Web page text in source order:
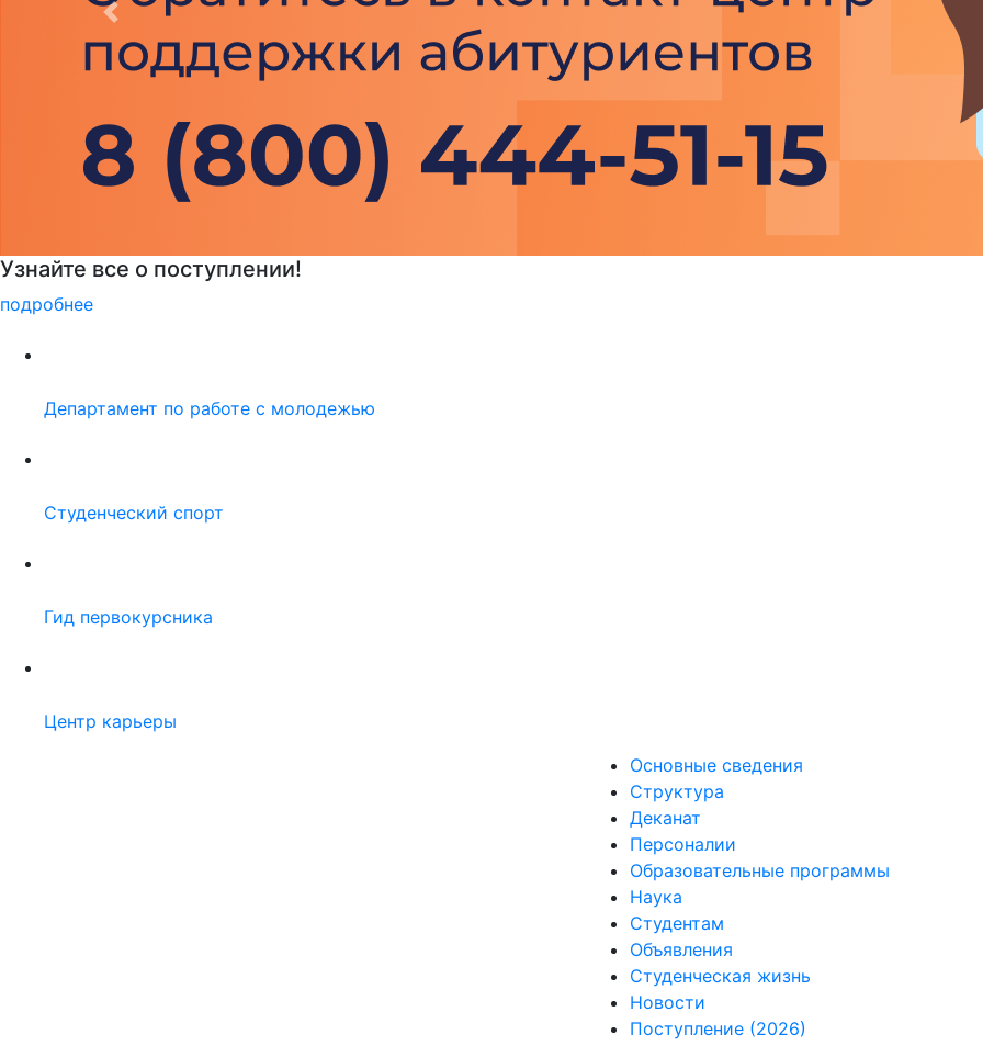
Детали программы
подробнее
Previous
Департамент по работе с молодежью
Студенческий спорт
Гид первокурсника
Центр карьеры
Основные сведения
Структура
Деканат
Персоналии
Образовательные программы
Наука
Студентам
Объявления
Студенческая жизнь
Новости
Поступление (2026)